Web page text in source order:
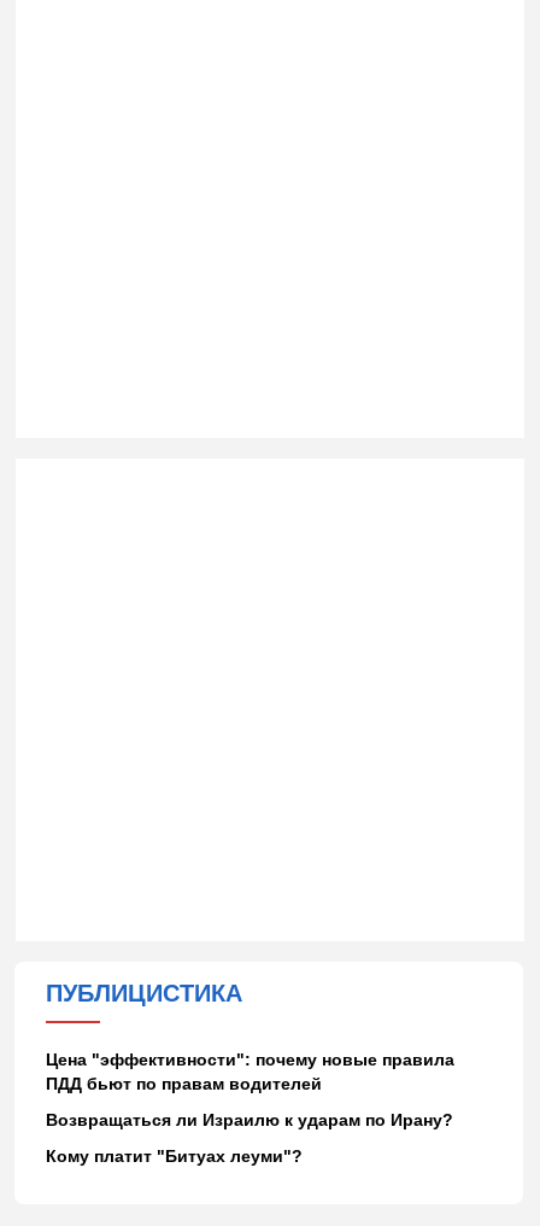
ПУБЛИЦИСТИКА
Цена "эффективности": почему новые правила
ПДД бьют по правам водителей
Возвращаться ли Израилю к ударам по Ирану?
Кому платит "Битуах леуми"?